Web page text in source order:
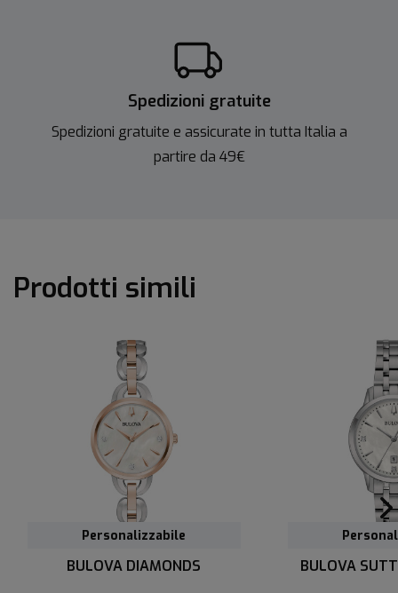
Spedizioni gratuite
Spedizioni gratuite e assicurate in tutta Italia a
partire da 49€
Prodotti simili
Personalizzabile
Personalizzabile
BULOVA DIAMONDS BULOVA